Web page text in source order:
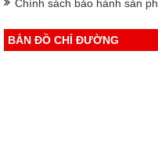
Chính sách bảo hành sản
BẢN ĐỒ CHỈ ĐƯỜNG